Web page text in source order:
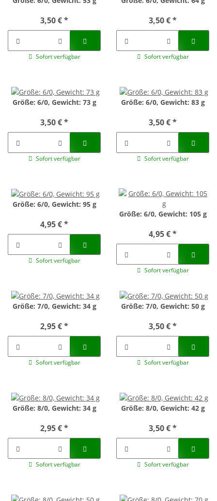
3,50 €*
Sofort verfügbar
3,50 €*
Sofort verfügbar
Größe: 6/0, Gewicht: 73 g
3,50 €*
Sofort verfügbar
Größe: 6/0, Gewicht: 83 g
3,50 €*
Sofort verfügbar
Größe: 6/0, Gewicht: 95 g
4,95 €*
Sofort verfügbar
Größe: 6/0, Gewicht: 105 g
4,95 €*
Sofort verfügbar
Größe: 7/0, Gewicht: 34 g
2,95 €*
Sofort verfügbar
Größe: 7/0, Gewicht: 50 g
3,50 €*
Sofort verfügbar
Größe: 8/0, Gewicht: 34 g
2,95 €*
Sofort verfügbar
Größe: 8/0, Gewicht: 42 g
3,50 €*
Sofort verfügbar